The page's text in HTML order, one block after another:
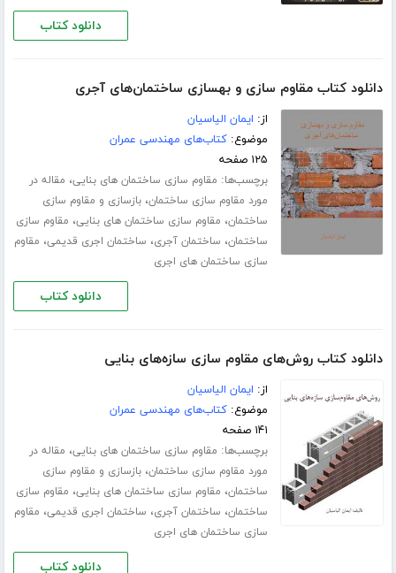
دانلود کتاب
دانلود کتاب مقاوم سازی و بهسازی ساختمان‌های آجری
از: ایمان الیاسیان
موضوع:کتاب‌های مهندسی عمران
۱۲۵ صفحه
برچسب‌ها: مقاوم سازی ساختمان های بنایی، مقاله در
مورد مقاوم سازی ساختمان،بازسازی و مقاوم سازی
ساختمان، مقاوم سازی ساختمان های بنایی، مقاوم سازی
ساختمان، ساختمان آجری، ساختمان اجری قدیمی، مقاوم
سازی ساختمان های اجری
دانلود کتاب
دانلود کتاب روش‌های مقاوم سازی سازه‌های بنایی
از: ایمان الیاسیان
موضوع:کتاب‌های مهندسی عمران
۱۴۱ صفحه
برچسب‌ها: مقاوم سازی ساختمان های بنایی، مقاله در
مورد مقاوم سازی ساختمان،بازسازی و مقاوم سازی
ساختمان، مقاوم سازی ساختمان های بنایی، مقاوم سازی
ساختمان، ساختمان آجری، ساختمان اجری قدیمی، مقاوم
سازی ساختمان های اجری
دانلود کتاب